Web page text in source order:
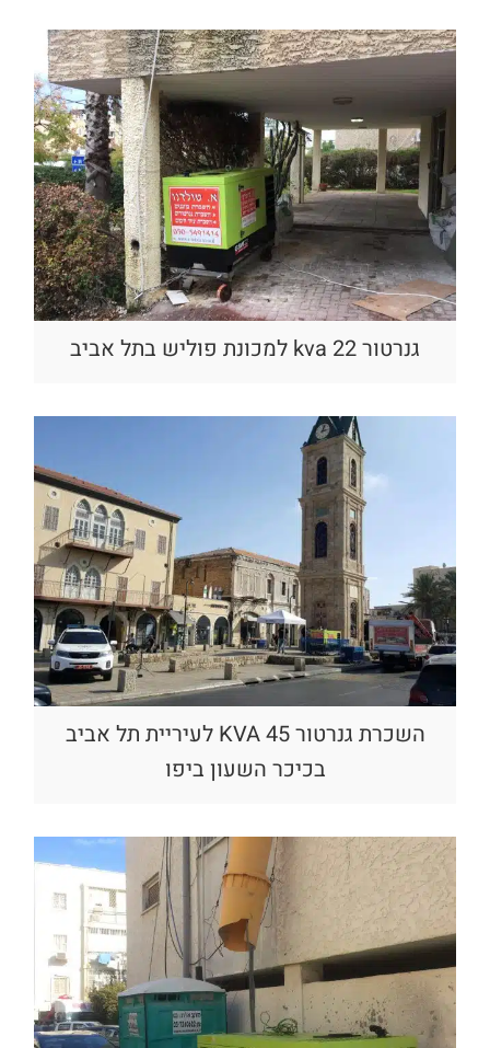
גנרטור 22 kva למכונת פוליש בתל אביב
השכרת גנרטור 45 KVA לעיריית תל אביב
בכיכר השעון ביפו